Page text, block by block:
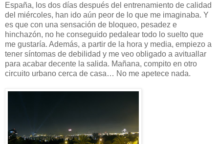
España, los dos días después del entrenamiento de calidad
del miércoles, han ido aún peor de lo que me imaginaba. Y
es que con una sensación de bloqueo, pesadez e
hinchazón, no he conseguido pedalear todo lo suelto que
me gustaría. Además, a partir de la hora y media, empiezo a
tener síntomas de debilidad y me veo obligado a avituallar
para acabar decente la salida. Mañana, compito en otro
circuito urbano cerca de casa… No me apetece nada.